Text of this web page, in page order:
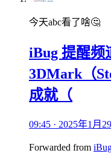
今天abc看了啥🤔
iBug 提醒频
3DMark（
成就（
09:45 · 2025年1月
Forwarded from